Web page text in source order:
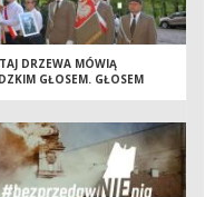
DRZEWA MÓWIĄ
GŁOSEM. GŁOSEM